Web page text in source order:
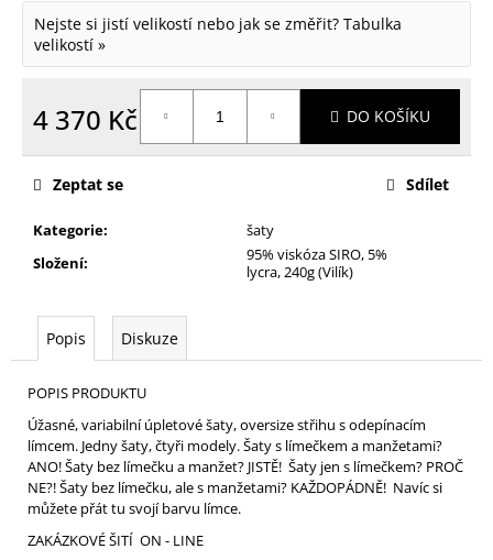
Nejste si jistí velikostí nebo jak se změřit? Tabulka
velikostí »
4 370 Kč DO KOŠÍKU
Kategorie:
šaty
Složení:
95% viskóza SIRO, 5%
lycra, 240g (Vilík)
Zeptat se Sdílet
Popis Diskuze
POPIS PRODUKTU
Úžasné, variabilní úpletové šaty, oversize střihu s odepínacím
límcem. Jedny šaty, čtyři modely. Šaty s límečkem a manžetami?
ANO! Šaty bez límečku a manžet? JISTĚ! Šaty jen s límečkem? PROČ
NE?! Šaty bez límečku, ale s manžetami? KAŽDOPÁDNĚ! Navíc si
můžete přát tu svojí barvu límce.
ZAKÁZKOVÉ ŠITÍ ON - LINE
m
e